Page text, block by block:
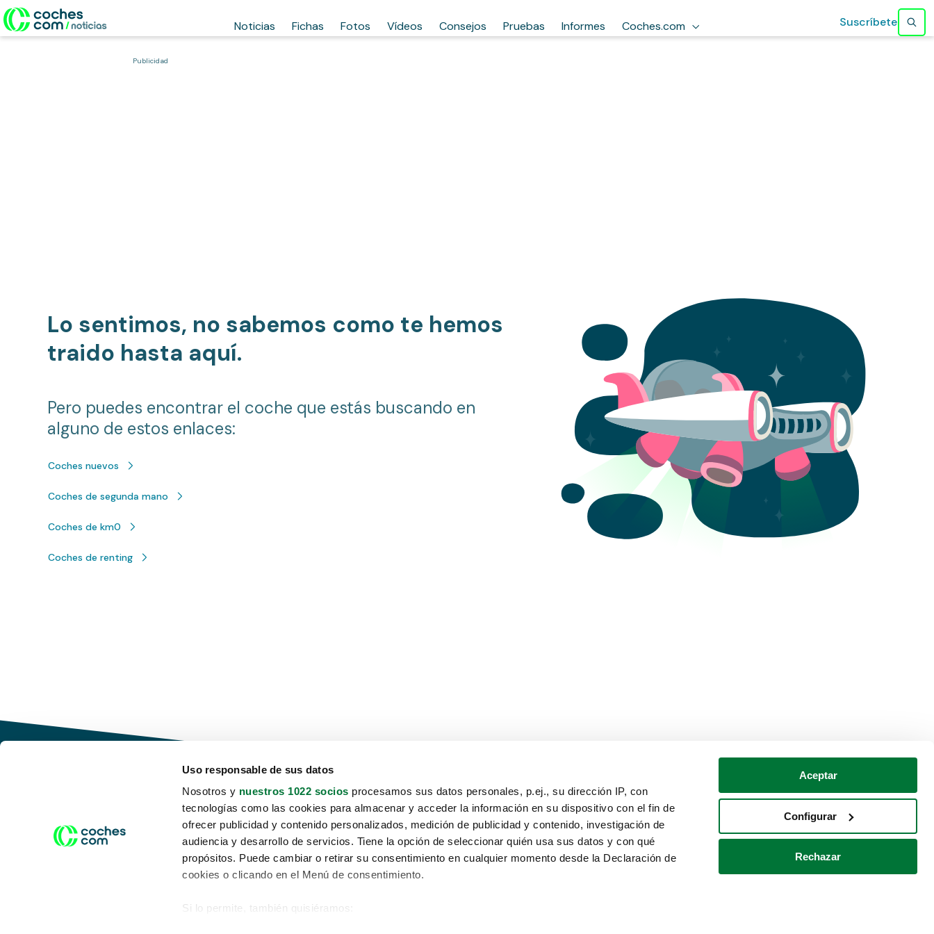
Uso responsable de sus datos
Nosotros y nuestros 1022 socios procesamos sus datos personales, p.ej., su dirección IP, con
tecnologías como las cookies para almacenar y acceder la información en su dispositivo con el fin de
ofrecer publicidad y contenido personalizados, medición de publicidad y contenido, investigación de
audiencia y desarrollo de servicios. Tiene la opción de seleccionar quién usa sus datos y con qué
propósitos. Puede cambiar o retirar su consentimiento en cualquier momento desde la Declaración de
cookies o clicando en el Menú de consentimiento.
Si lo permite, también quisiéramos:
Aceptar
Configurar
Rechazar
Noticias Fichas Fotos Vídeos Consejos Pruebas Informes Coches.com Suscríbete
Publicidad
Lo sentimos, no sabemos como te hemos
traido hasta aquí.
Pero puedes encontrar el coche que estás buscando en
alguno de estos enlaces:
Coches nuevos
Coches de segunda mano
Coches de km0
Coches de renting
Conduce tu futuro,
desata tu movilidad